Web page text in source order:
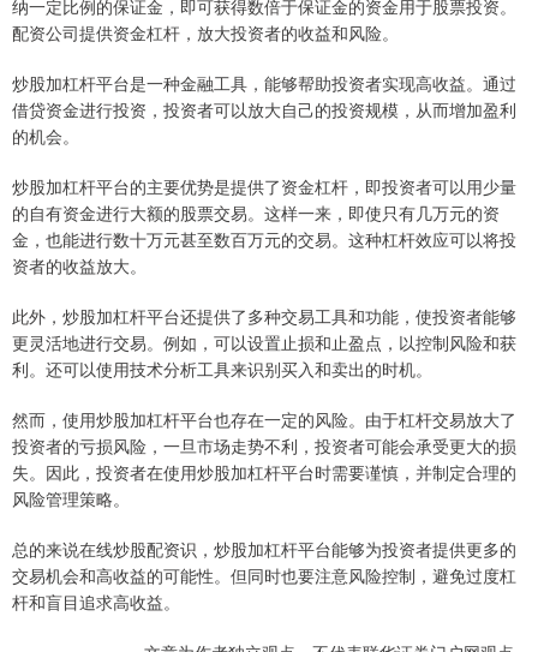
纳一定比例的保证金，即可获得数倍于保证金的资金用于股票投资。
配资公司提供资金杠杆，放大投资者的收益和风险。
炒股加杠杆平台是一种金融工具，能够帮助投资者实现高收益。通过
借贷资金进行投资，投资者可以放大自己的投资规模，从而增加盈利
的机会。
炒股加杠杆平台的主要优势是提供了资金杠杆，即投资者可以用少量
的自有资金进行大额的股票交易。这样一来，即使只有几万元的资
金，也能进行数十万元甚至数百万元的交易。这种杠杆效应可以将投
资者的收益放大。
此外，炒股加杠杆平台还提供了多种交易工具和功能，使投资者能够
更灵活地进行交易。例如，可以设置止损和止盈点，以控制风险和获
利。还可以使用技术分析工具来识别买入和卖出的时机。
然而，使用炒股加杠杆平台也存在一定的风险。由于杠杆交易放大了
投资者的亏损风险，一旦市场走势不利，投资者可能会承受更大的损
失。因此，投资者在使用炒股加杠杆平台时需要谨慎，并制定合理的
风险管理策略。
总的来说在线炒股配资识，炒股加杠杆平台能够为投资者提供更多的
交易机会和高收益的可能性。但同时也要注意风险控制，避免过度杠
杆和盲目追求高收益。